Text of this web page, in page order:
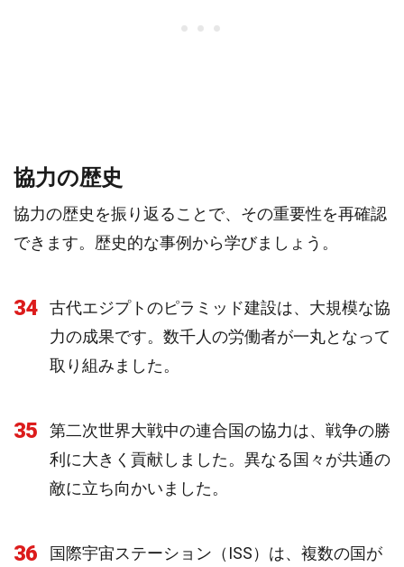
協力の歴史
協力の歴史を振り返ることで、その重要性を再確認
できます。歴史的な事例から学びましょう。
34
古代エジプトのピラミッド建設は、大規模な協
力の成果です。数千人の労働者が一丸となって
取り組みました。
35
第二次世界大戦中の連合国の協力は、戦争の勝
利に大きく貢献しました。異なる国々が共通の
敵に立ち向かいました。
36
国際宇宙ステーション（ISS）は、複数の国が